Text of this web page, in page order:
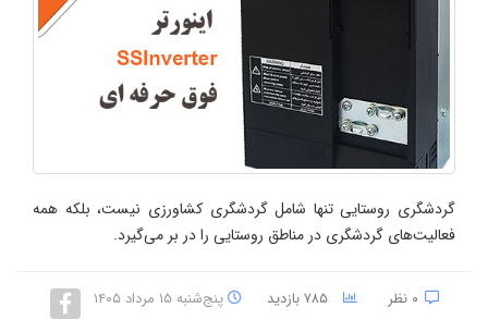
گردشگری روستايی تنها شامل گردشگری كشاورزی نيست، بلكه همه
فعاليت‌های گردشگری در مناطق روستايی را در بر می‌گيرد.
پنج‌شنبه ۱۵ مرداد ۱۴۰۵